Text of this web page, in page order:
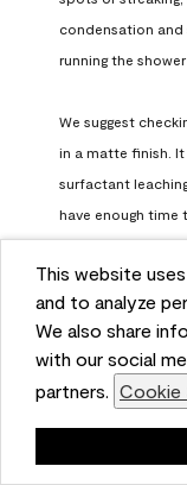
This website
and to analyze
We also share
with our social
partners. Cookie
condensation and
running the
We suggest
in a matte finish.
surfactant
have enough time
high humidity. To
https://
paints-stains/
paint
Benjamin Moore
a month ago